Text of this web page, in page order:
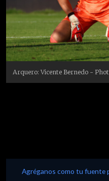
Arquero: Vicente Bernedo -
Agréganos como tu fuente